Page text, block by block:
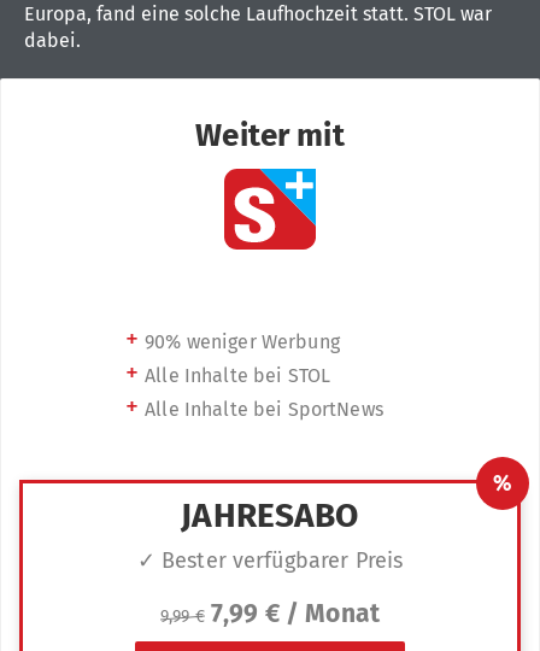
Europa, fand eine solche Laufhochzeit statt. STOL war
dabei.